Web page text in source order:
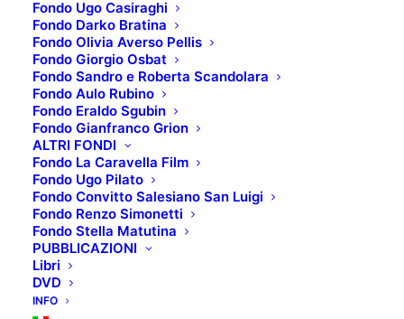
Fondo Ugo Casiraghi
Fondo Darko Bratina
Fondo Olivia Averso Pellis
Fondo Giorgio Osbat
Fondo Sandro e Roberta Scandolara
Fondo Aulo Rubino
Fondo Eraldo Sgubin
Fondo Gianfranco Grion
ALTRI FONDI
Fondo La Caravella Film
Fondo Ugo Pilato
Fondo Convitto Salesiano San Luigi
Fondo Renzo Simonetti
Fondo Stella Matutina
PUBBLICAZIONI
Libri
DVD
INFO
HA LA SUA CANZONE
SCHEDA TECNICA:
Titolo originale: Des hommes et des
dieux
Regista: Xavier Beauvois
Interpreti: Lambert Wilson, Michael
Lonsdale, Olivier Rabourdin
Anno di produzione
Paese di produzione